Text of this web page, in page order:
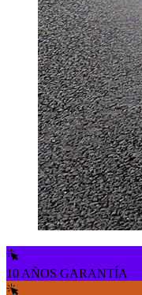
10 AÑOS GARANTÍA